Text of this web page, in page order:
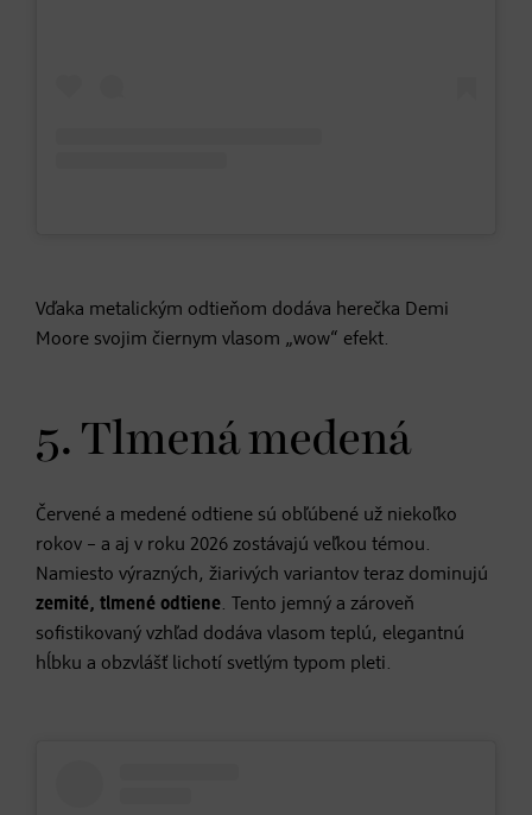
Vďaka metalickým odtieňom dodáva herečka Demi
Moore svojim čiernym vlasom „wow“ efekt.
5. Tlmená medená
Červené a medené odtiene sú obľúbené už niekoľko
rokov – a aj v roku 2026 zostávajú veľkou témou.
Namiesto výrazných, žiarivých variantov teraz dominujú
zemité, tlmené odtiene. Tento jemný a zároveň
sofistikovaný vzhľad dodáva vlasom teplú, elegantnú
hĺbku a obzvlášť lichotí svetlým typom pleti.